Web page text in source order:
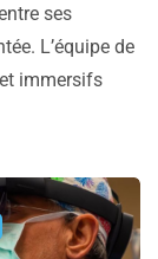
ses
L’équipe de
immersifs